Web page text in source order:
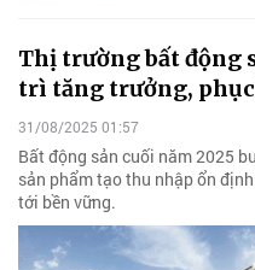
Thị trường bất động
trì tăng trưởng,
31/08/2025 01:57
Bất động sản cuối năm 2025
sản phẩm tạo thu nhập ổn
tới bền vững.